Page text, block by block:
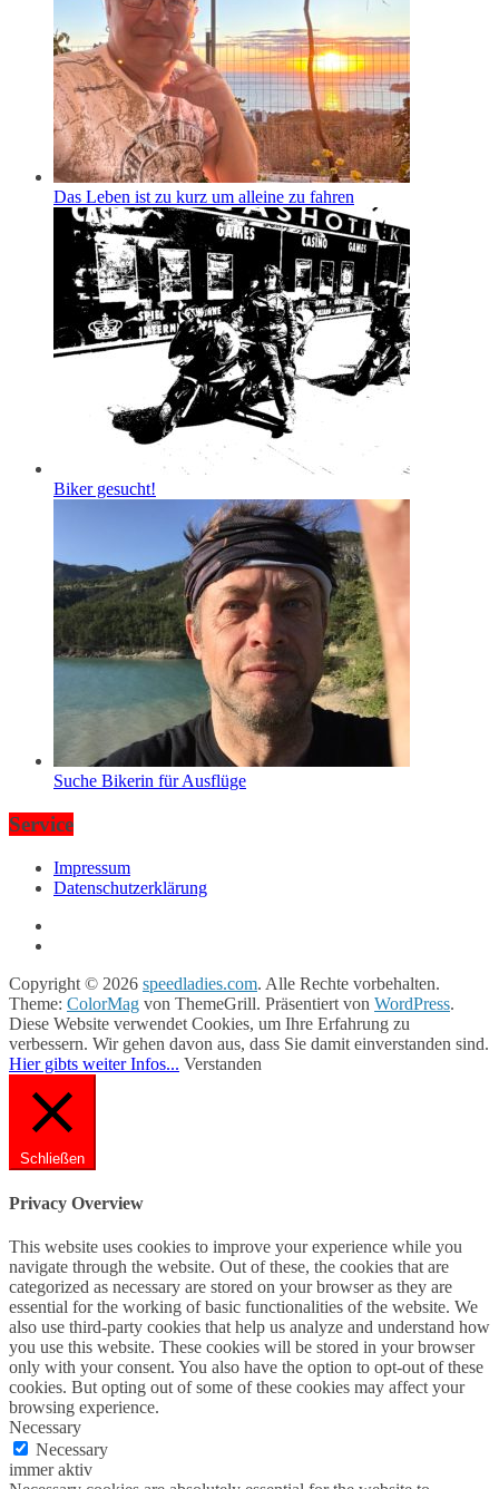
Das Leben ist zu kurz um alleine zu fahren
Biker gesucht!
Suche Bikerin für Ausflüge
Service
Impressum
Datenschutzerklärung
Copyright © 2026 speedladies.com. Alle Rechte vorbehalten.
Theme: ColorMag von ThemeGrill. Präsentiert von WordPress.
Diese Website verwendet Cookies, um Ihre Erfahrung zu
verbessern. Wir gehen davon aus, dass Sie damit einverstanden sind.
Hier gibts weiter Infos... Verstanden
Schließen
Privacy Overview
This website uses cookies to improve your experience while you
navigate through the website. Out of these, the cookies that are
categorized as necessary are stored on your browser as they are
essential for the working of basic functionalities of the website. We
also use third-party cookies that help us analyze and understand how
you use this website. These cookies will be stored in your browser
only with your consent. You also have the option to opt-out of these
cookies. But opting out of some of these cookies may affect your
browsing experience.
Necessary
Necessary
immer aktiv